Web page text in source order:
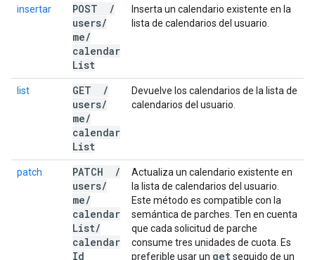
insertar POST
/
users/
me/
calendar
List
Inserta un calendario existente en la
lista de calendarios del usuario.
list GET
/
users/
me/
calendar
List
Devuelve los calendarios de la lista de
calendarios del usuario.
patch PATCH
/
users/
me/
calendar
List/
calendar
Id
Actualiza un calendario existente en
la lista de calendarios del usuario.
Este método es compatible con la
semántica de parches. Ten en cuenta
que cada solicitud de parche
consume tres unidades de cuota. Es
preferible usar un getseguido de un